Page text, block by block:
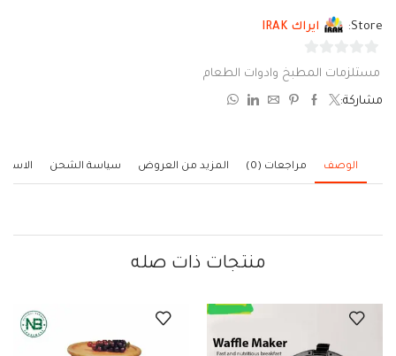
Store: ايراك IRAK
0
مستلزمات المطبخ وادوات الطعام
مشاركة:
الوصف مراجعات (0) المزيد من العروض سياسة الشحن
منتجات ذات صله